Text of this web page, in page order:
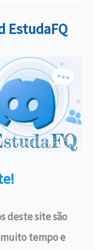
EstudaFQ
deste site são
tempo e